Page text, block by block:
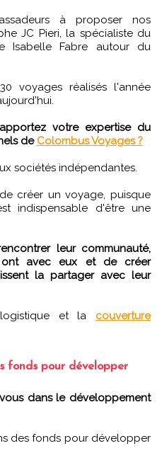
à proposer nos
JC Pieri, la spécialiste du
Isabelle Fabre autour du
voyages réalisés l'année
votre expertise du
de Colombus Voyages ?
sociétés indépendantes.
créer un voyage, puisque
indispensable d'être une
leur communauté,
ont avec eux et de créer
la partager avec leur
et la couverture
fonds pour développer
des fonds pour développer